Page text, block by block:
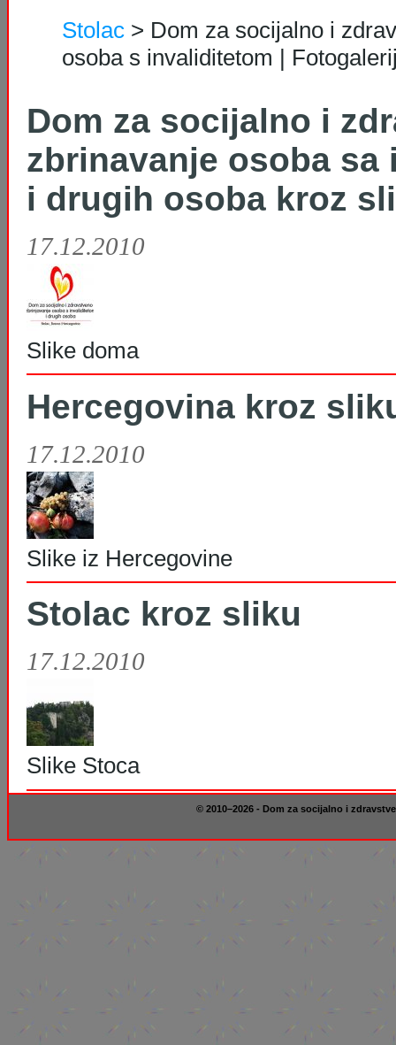
Stolac > Dom za socijalno i
osoba s invaliditetom |
Dom za socijalno i
zbrinavanje osoba sa
i drugih osoba kroz
17.12.2010
Slike doma
Hercegovina kroz
17.12.2010
Slike iz Hercegovine
Stolac kroz sliku
17.12.2010
Slike Stoca
© 2010–2026 - Dom za socijalno i